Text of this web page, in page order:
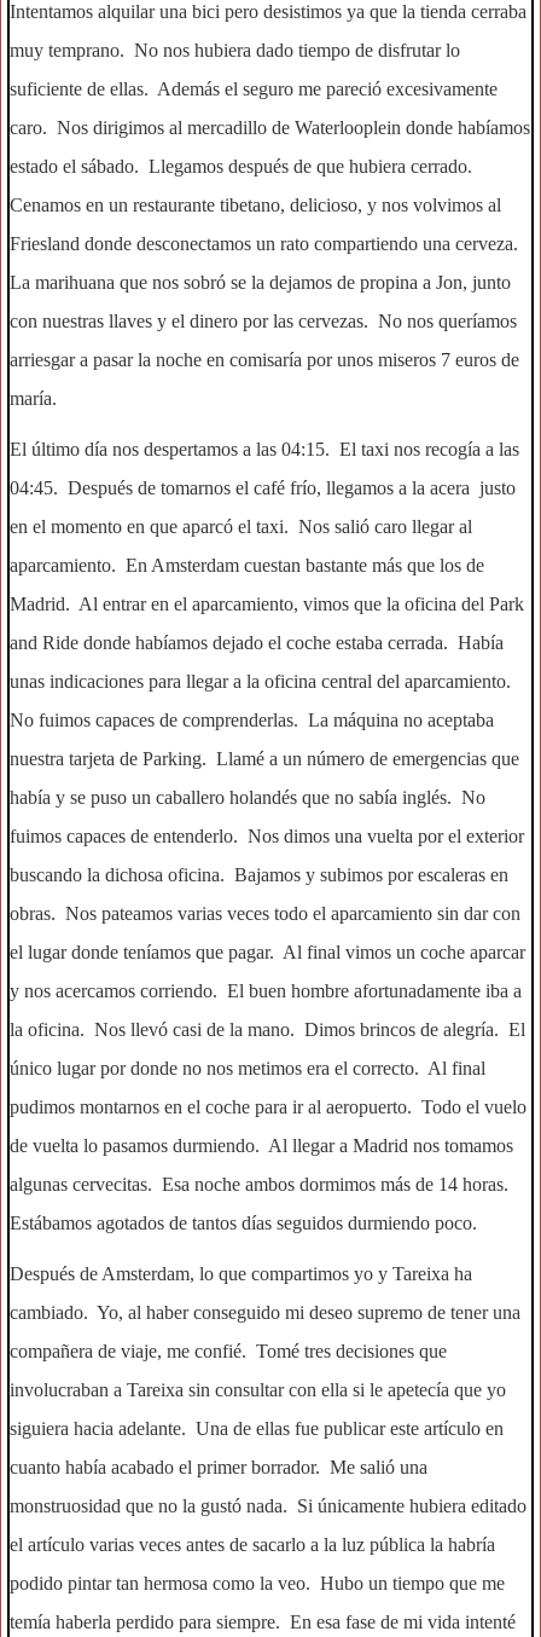
Intentamos alquilar una bici pero desistimos ya que la tienda cerraba
muy temprano. No nos hubiera dado tiempo de disfrutar lo
suficiente de ellas. Además el seguro me pareció excesivamente
caro. Nos dirigimos al mercadillo de Waterlooplein donde habíamos
estado el sábado. Llegamos después de que hubiera cerrado.
Cenamos en un restaurante tibetano, delicioso, y nos volvimos al
Friesland donde desconectamos un rato compartiendo una cerveza.
La marihuana que nos sobró se la dejamos de propina a Jon, junto
con nuestras llaves y el dinero por las cervezas. No nos queríamos
arriesgar a pasar la noche en comisaría por unos miseros 7 euros de
maría.
El último día nos despertamos a las 04:15. El taxi nos recogía a las
04:45. Después de tomarnos el café frío, llegamos a la acera justo
en el momento en que aparcó el taxi. Nos salió caro llegar al
aparcamiento. En Amsterdam cuestan bastante más que los de
Madrid. Al entrar en el aparcamiento, vimos que la oficina del Park
and Ride donde habíamos dejado el coche estaba cerrada. Había
unas indicaciones para llegar a la oficina central del aparcamiento.
No fuimos capaces de comprenderlas. La máquina no aceptaba
nuestra tarjeta de Parking. Llamé a un número de emergencias que
había y se puso un caballero holandés que no sabía inglés. No
fuimos capaces de entenderlo. Nos dimos una vuelta por el exterior
buscando la dichosa oficina. Bajamos y subimos por escaleras en
obras. Nos pateamos varias veces todo el aparcamiento sin dar con
el lugar donde teníamos que pagar. Al final vimos un coche aparcar
y nos acercamos corriendo. El buen hombre afortunadamente iba a
la oficina. Nos llevó casi de la mano. Dimos brincos de alegría. El
único lugar por donde no nos metimos era el correcto. Al final
pudimos montarnos en el coche para ir al aeropuerto. Todo el vuelo
de vuelta lo pasamos durmiendo. Al llegar a Madrid nos tomamos
algunas cervecitas. Esa noche ambos dormimos más de 14 horas.
Estábamos agotados de tantos días seguidos durmiendo poco.
Después de Amsterdam, lo que compartimos yo y Tareixa ha
cambiado. Yo, al haber conseguido mi deseo supremo de tener una
compañera de viaje, me confié. Tomé tres decisiones que
involucraban a Tareixa sin consultar con ella si le apetecía que yo
siguiera hacia adelante. Una de ellas fue publicar este artículo en
cuanto había acabado el primer borrador. Me salió una
monstruosidad que no la gustó nada. Si únicamente hubiera editado
el artículo varias veces antes de sacarlo a la luz pública la habría
podido pintar tan hermosa como la veo. Hubo un tiempo que me
temía haberla perdido para siempre. En esa fase de mi vida intenté